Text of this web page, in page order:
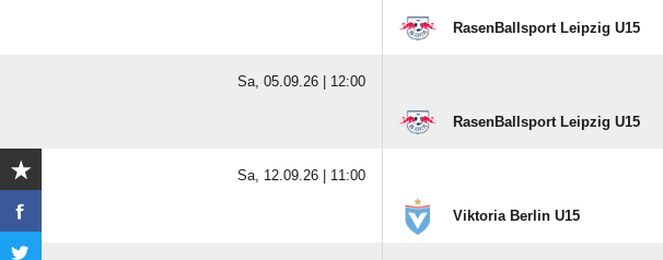
RasenBallsport Leipzig U15
Sa, 05.09.26 | 12:00
RasenBallsport Leipzig U15
Sa, 12.09.26 | 11:00
Viktoria Berlin U15